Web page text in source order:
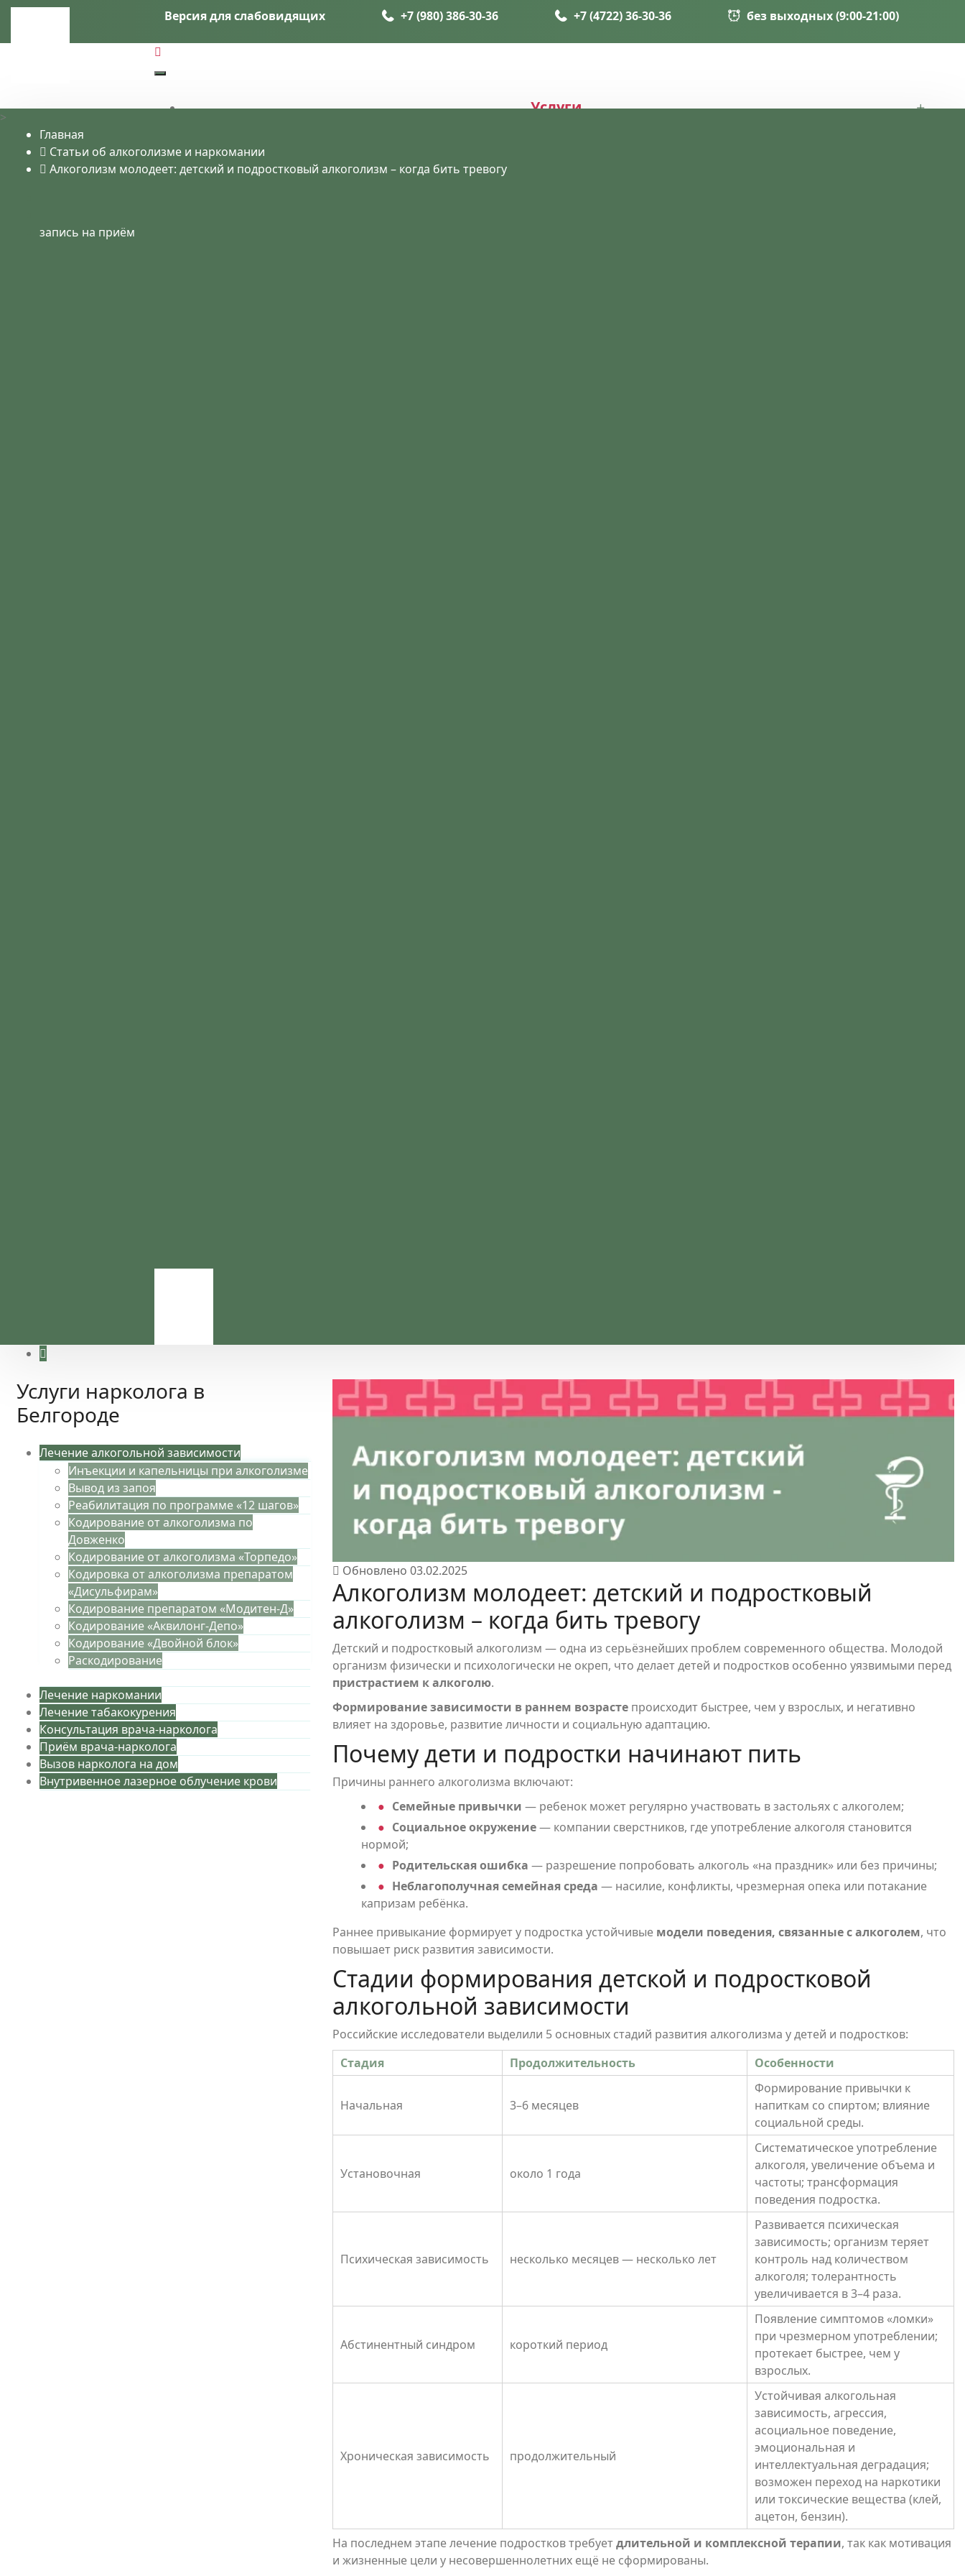
Версия для слабовидящих +7 (980) 386-30-36 +7 (4722) 36-30-36 без выходных (9:00-21:00)
Услуги
>
Главная
Статьи об алкоголизме и наркомании
Алкоголизм молодеет: детский и подростковый алкоголизм – когда бить тревогу
запись на приём
Услуги нарколога в
Белгороде
Лечение алкогольной зависимости
Инъекции и капельницы при алкоголизме
Вывод из запоя
Реабилитация по программе «12 шагов»
Кодирование от алкоголизма по
Довженко
Кодирование от алкоголизма «Торпедо»
Кодировка от алкоголизма препаратом
«Дисульфирам»
Кодирование препаратом «Модитен-Д»
Кодирование «Аквилонг-Депо»
Кодирование «Двойной блок»
Раскодирование
Лечение наркомании
Лечение табакокурения
Консультация врача-нарколога
Приём врача-нарколога
Вызов нарколога на дом
Внутривенное лазерное облучение крови
Обновлено 03.02.2025
Алкоголизм молодеет: детский и подростковый
алкоголизм – когда бить тревогу
Детский и подростковый алкоголизм — одна из серьёзнейших проблем современного общества. Молодой
организм физически и психологически не окреп, что делает детей и подростков особенно уязвимыми перед
пристрастием к алкоголю.
Формирование зависимости в раннем возрасте происходит быстрее, чем у взрослых, и негативно
влияет на здоровье, развитие личности и социальную адаптацию.
Почему дети и подростки начинают пить
Причины раннего алкоголизма включают:
Семейные привычки — ребенок может регулярно участвовать в застольях с алкоголем;
Социальное окружение— компании сверстников, где употребление алкоголя становится
нормой;
Родительская ошибка — разрешение попробовать алкоголь «на праздник» или без причины;
Неблагополучная семейная среда — насилие, конфликты, чрезмерная опека или потакание
капризам ребёнка.
Раннее привыкание формирует у подростка устойчивые модели поведения, связанные с алкоголем, что
повышает риск развития зависимости.
Стадии формирования детской и подростковой
алкогольной зависимости
Российские исследователи выделили 5 основных стадий развития алкоголизма у детей и подростков:
Стадия
Продолжительность Особенности
Начальная 3–6 месяцев
Формирование привычки к
напиткам со спиртом; влияние
социальной среды.
Установочная около 1 года
Систематическое употребление
алкоголя, увеличение объема и
частоты; трансформация
поведения подростка.
Психическая зависимость несколько месяцев — несколько лет
Развивается психическая
зависимость; организм теряет
контроль над количеством
алкоголя; толерантность
увеличивается в 3–4 раза.
Абстинентный синдром короткий период
Появление симптомов «ломки»
при чрезмерном употреблении;
протекает быстрее, чем у
взрослых.
Хроническая зависимость продолжительный
Устойчивая алкогольная
зависимость, агрессия,
асоциальное поведение,
эмоциональная и
интеллектуальная деградация;
возможен переход на наркотики
или токсические вещества (клей,
ацетон, бензин).
На последнем этапе лечение подростков требуетдлительной и комплексной терапии, так как мотивация
и жизненные цели у несовершеннолетних ещё не сформированы.